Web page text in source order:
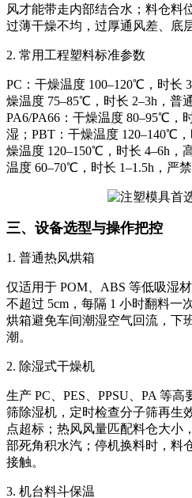
风才能带走内部结合水；料仓料
过薄干燥不均，过厚通风差、底
2. 常用工程塑料标准参数
PC：干燥温度 100–120℃，时长
燥温度 75–85℃，时长 2–3h，普
PA6/PA66：干燥温度 80–95℃，
湿；PBT：干燥温度 120–140℃，
燥温度 120–150℃，时长 4–6h，
温度 60–70℃，时长 1–1.5h，严
三、设备选型与操作把控
1. 普通热风烘箱
仅适用于 POM、ABS 等低吸湿
不超过 5cm，每隔 1 小时翻料一
烘箱避免车间潮湿空气回流，下
潮。
2. 除湿式干燥机
生产 PC、PES、PPSU、PA 等
筛除湿机，定时检查分子筛再生
点超标；热风风量匹配料仓大小
部死角积水汽；停机换料时，料
接触。
3. 机台料斗保温